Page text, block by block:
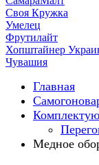
Своя Кружка
Умелец
Фрутилайт
Хопштайнер
Чувашия
Главная
Медное